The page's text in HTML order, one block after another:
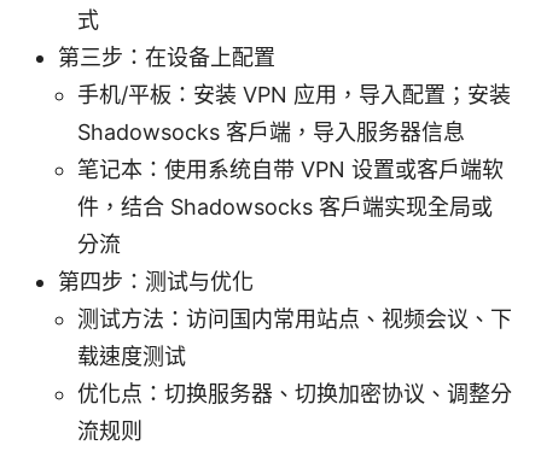
式
第三步：在设备上配置
手机/平板：安装 VPN 应用，导入配置；安装
Shadowsocks 客户端，导入服务器信息
笔记本：使用系统自带 VPN 设置或客户端软
件，结合 Shadowsocks 客户端实现全局或
分流
第四步：测试与优化
测试方法：访问国内常用站点、视频会议、下
载速度测试
优化点：切换服务器、切换加密协议、调整分
流规则